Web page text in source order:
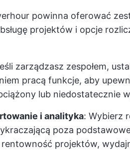
powinna oferować
projektów i opcje
zarządzasz zespołem,
pracą funkcje, aby
lub niedostatecznie
i analityka: Wybierz
poza
projektów,